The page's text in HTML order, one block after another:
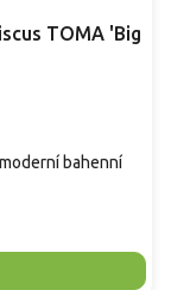
TOMA 'Big
bahenní